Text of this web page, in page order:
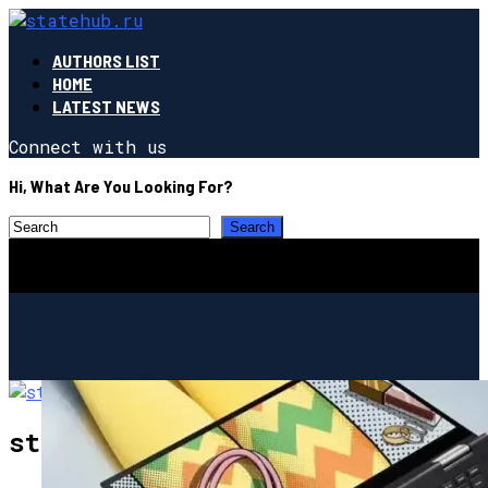
AUTHORS LIST
HOME
LATEST NEWS
Connect with us
Hi, What Are You Looking For?
statehub.ru